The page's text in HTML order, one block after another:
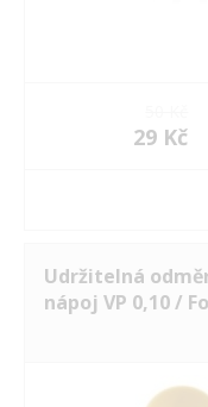
29 Kč
Udržitelná
nápoj VP 0,10 /